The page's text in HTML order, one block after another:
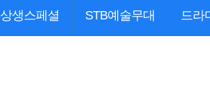
상생스페셜 STB예술무대 드라